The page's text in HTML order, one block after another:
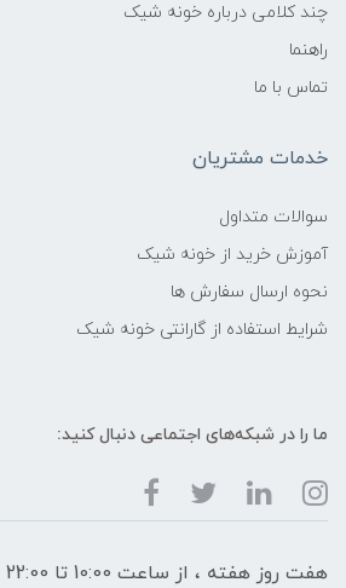
چند کلامی درباره خونه شیک
راهنما
تماس با ما
خدمات مشتریان
سوالات متداول
آموزش خرید از خونه شیک
نحوه ارسال سفارش ها
شرایط استفاده از گارانتی خونه شیک
ما را در شبکه‌های اجتماعی دنبال کنید: